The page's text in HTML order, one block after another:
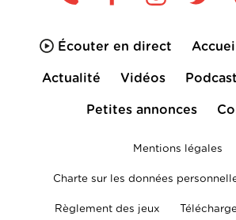
Écouter en direct
Actualité Vidéos
Petites annonces
Mentions légales
Charte sur les données
Règlement des jeux